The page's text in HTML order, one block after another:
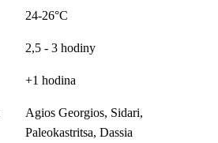
24-26°C
2,5 - 3 hodiny
+1 hodina
Agios Georgios, Sidari,
Paleokastritsa, Dassia